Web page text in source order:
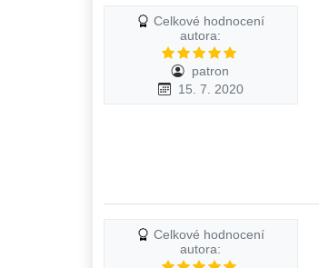
Celkové hodnocení
autora:
patron
15. 7. 2020
Celkové hodnocení
autora: